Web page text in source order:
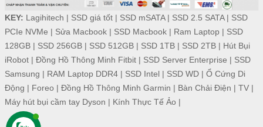
KEY: Lagihitech | SSD giá tốt| SSD mSATA| SSD 2.5 SATA| SSD
PCIe NVMe | Sửa Macbook| SSD Macbook| Ram Laptop| SSD
128GB| SSD 256GB| SSD 512GB| SSD 1TB| SSD 2TB| Hút Bụi
iRobot| Đồng Hồ Thông Minh Fitbit| SSD Server Enterprise | SSD
Samsung | RAM Laptop DDR4| SSD Intel| SSD WD| Ổ Cứng Di
Động | Foreo | Đồng Hồ Thông Minh Garmin | Bàn Chải Điện | TV|
Máy hút bụi cầm tay Dyson | Kính Thực Tế Ảo |